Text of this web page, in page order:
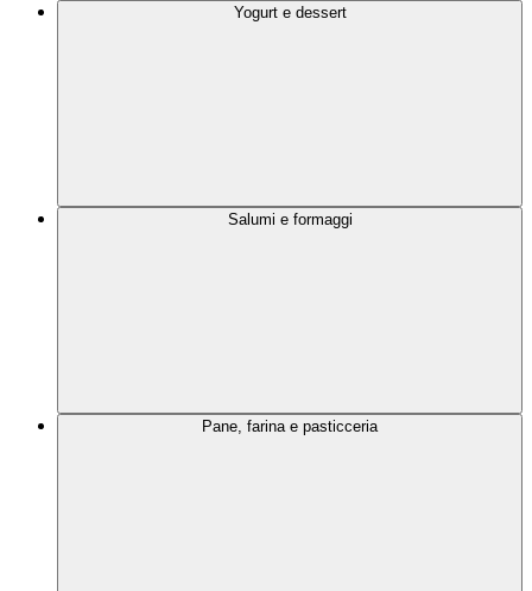
Yogurt e dessert
Salumi e formaggi
Pane, farina e pasticceria